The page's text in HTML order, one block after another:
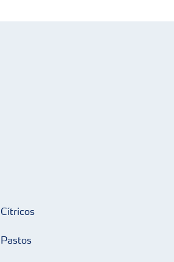
Cítricos
Pastos